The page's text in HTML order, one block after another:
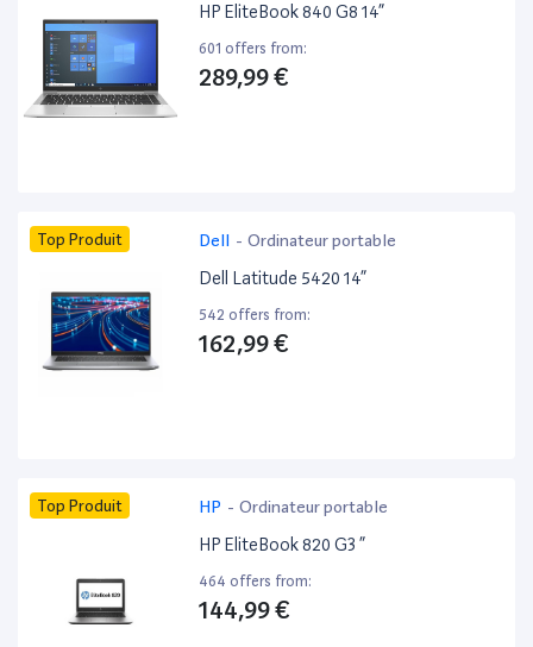
HP EliteBook 840 G8 14”
601 offers from:
289,99 €
Top Produit Dell - Ordinateur portable
Dell Latitude 5420 14”
542 offers from:
162,99 €
Top Produit HP - Ordinateur portable
HP EliteBook 820 G3 ”
464 offers from:
144,99 €